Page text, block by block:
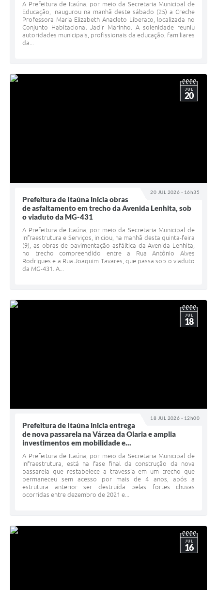
A Prefeitura de Itaúna, por meio da Secretaria Municipal de
Educação, inaugurou na manhã deste sábado (25) a Creche
Professora Maria Elizabeth Anacleto Liberato, localizada no
Conjunto Habitacional Jadir Marinho. A solenidade reuniu
autoridades municipais, profissionais da educação, familiares
da...
20 JUL 2026 - 16h35
JUL
20
Prefeitura de Itaúna inicia obras
de asfaltamento em trecho da Avenida Lenhita, sob
o viaduto da MG-431
A Prefeitura de Itaúna, por meio da Secretaria Municipal de
Infraestrutura e Serviços, iniciou, na manhã desta quinta-feira
(9), as obras de pavimentação asfáltica da Avenida Lenhita,
no trecho compreendido entre a Rua Antônio Alves
Rodrigues e a Rua Joaquim Tavares, que passa sob o viaduto
da MG-431. A...
18 JUL 2026 - 12h00
JUL
18
Prefeitura de Itaúna inicia entrega
de nova passarela na Várzea da Olaria e amplia
investimentos em mobilidade e...
A Prefeitura de Itaúna, por meio da Secretaria Municipal de
Infraestrutura, está na fase final da construção da nova
passarela que restabelece a travessia em um trecho que
permaneceu sem acesso por mais de 4 anos, após a
estrutura anterior ser destruída pelas fortes chuvas
ocorridas entre dezembro de 2021 e...
JUL
16